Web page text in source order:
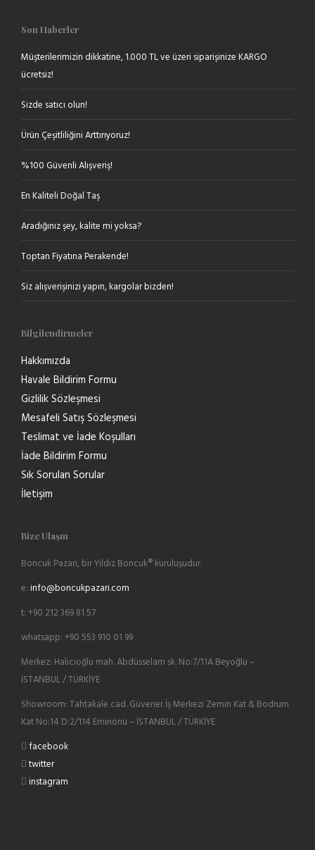
Son Haberler
Müşterilerimizin dikkatine, 1.000 TL ve üzeri siparişinize KARGO
ücretsiz!
Sizde satıcı olun!
Ürün Çeşitliliğini Arttırıyoruz!
%100 Güvenli Alışveriş!
En Kaliteli Doğal Taş
Aradığınız şey, kalite mi yoksa?
Toptan Fiyatına Perakende!
Siz alışverişinizi yapın, kargolar bizden!
Bilgilendirmeler
Hakkımızda
Havale Bildirim Formu
Gizlilik Sözleşmesi
Mesafeli Satış Sözleşmesi
Teslimat ve İade Koşulları
İade Bildirim Formu
Sık Sorulan Sorular
İletişim
Bize Ulaşın
Boncuk Pazarı, bir Yıldız Boncuk® kuruluşudur.
e:info@boncukpazari.com
t: +90 212 369 81 57
whatsapp: +90 553 910 01 99
Merkez: Halıcıoğlu mah. Abdüsselam sk. No:7/11A Beyoğlu –
İSTANBUL / TÜRKİYE
Showroom: Tahtakale cad. Güvener İş Merkezi Zemin Kat & Bodrum
Kat No:14 D:2/114 Eminönü – İSTANBUL / TÜRKİYE
facebook
twitter
instagram